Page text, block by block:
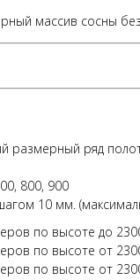
массив сосны
размерный ряд
800, 900
10 мм.
по высоте до
по высоте от
по высоте от